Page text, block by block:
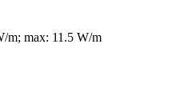
m; max: 11.5 W/m